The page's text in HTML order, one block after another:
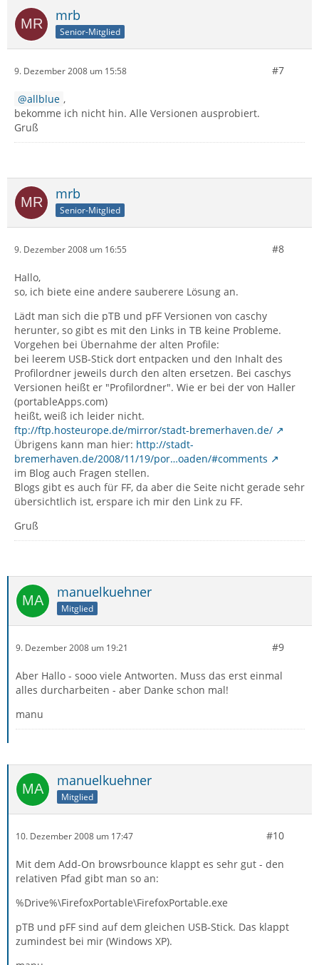
mrb
Senior-Mitglied
9. Dezember 2008 um 15:58 #7
allblue ,
bekomme ich nicht hin. Alle Versionen ausprobiert.
Gruß
mrb
Senior-Mitglied
9. Dezember 2008 um 16:55 #8
Hallo,
so, ich biete eine andere sauberere Lösung an.
Lädt man sich die pTB und pFF Versionen von caschy
herunter, so gibt es mit den Links in TB keine Probleme.
Vorgehen bei Übernahme der alten Profile:
bei leerem USB-Stick dort entpacken und den Inhalt des
Profilordner jeweils durch den alten ersetzen. Bei caschys
Versionen heißt er "Profilordner". Wie er bei der von Haller
(portableApps.com)
heißt, weiß ich leider nicht.
ftp://ftp.hosteurope.de/mirror/stadt-bremerhaven.de/
Übrigens kann man hier: http://stadt-
bremerhaven.de/2008/11/19/por…oaden/#comments
im Blog auch Fragen stellen.
Blogs gibt es auch für FF, da aber die Seite nicht gerade sehr
übersichtlich ist, erspare ich mir den Link zu FF.
Gruß
manuelkuehner
Mitglied
9. Dezember 2008 um 19:21 #9
Aber Hallo - sooo viele Antworten. Muss das erst einmal
alles durcharbeiten - aber Danke schon mal!
manu
manuelkuehner
Mitglied
10. Dezember 2008 um 17:47 #10
Mit dem Add-On browsrbounce klappt es sehr gut - den
relativen Pfad gibt man so an:
%Drive%\FirefoxPortable\FirefoxPortable.exe
pTB und pFF sind auf dem gleichen USB-Stick. Das klappt
zumindest bei mir (Windows XP).